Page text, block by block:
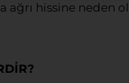
ağrı hissine neden